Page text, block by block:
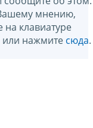
мнению,
клавиатуре
нажмите сюда.